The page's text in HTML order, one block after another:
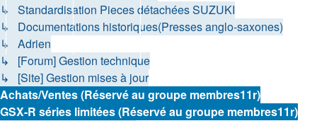
↳ Standardisation Pieces détachées SUZUKI
↳ Documentations historiques(Presses anglo-saxones)
↳ Adrien
↳ [Forum] Gestion technique
↳ [Site] Gestion mises à jour
Achats/Ventes (Réservé au groupe membres11r)
GSX-R séries limitées (Réservé au groupe membres11r)